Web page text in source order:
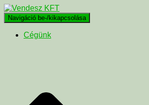
Navigáció be-/kikapcsolása
Cégünk